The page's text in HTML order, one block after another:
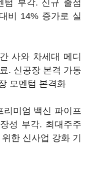
텀 부각. 신규 출점
비 14% 증가로 실
사와 차세대 메디
. 신공장 본격 가동
모멘텀 본격화
리미엄 백신 파이프
성 부각. 최대주주
한 신사업 강화 기